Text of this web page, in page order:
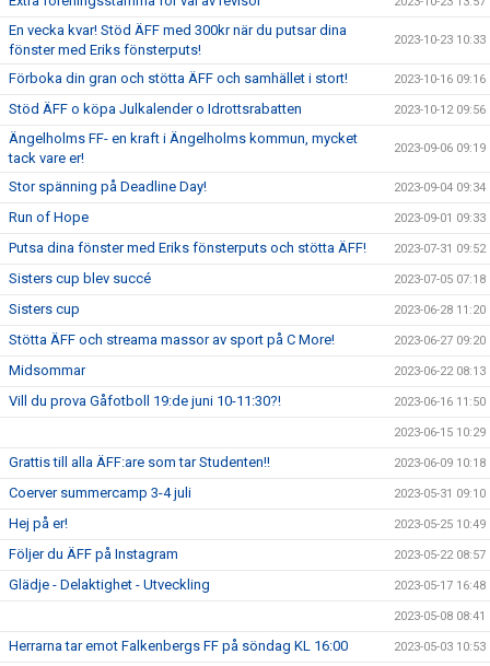
En vecka kvar! Stöd ÄFF med 300kr när du putsar dina
fönster med Eriks fönsterputs!
2023-10-23 10:33
Förboka din gran och stötta ÄFF och samhället i stort! 2023-10-16 09:16
Stöd ÄFF o köpa Julkalender o Idrottsrabatten 2023-10-12 09:56
Ängelholms FF- en kraft i Ängelholms kommun, mycket
tack vare er!
2023-09-06 09:19
Stor spänning på Deadline Day! 2023-09-04 09:34
Run of Hope 2023-09-01 09:33
Putsa dina fönster med Eriks fönsterputs och stötta ÄFF! 2023-07-31 09:52
Sisters cup blev succé 2023-07-05 07:18
Sisters cup 2023-06-28 11:20
Stötta ÄFF och streama massor av sport på C More! 2023-06-27 09:20
Midsommar 2023-06-22 08:13
Vill du prova Gåfotboll 19:de juni 10-11:30?! 2023-06-16 11:50
2023-06-15 10:29
Grattis till alla ÄFF:are som tar Studenten!! 2023-06-09 10:18
Coerver summercamp 3-4 juli 2023-05-31 09:10
Hej på er! 2023-05-25 10:49
Följer du ÄFF på Instagram 2023-05-22 08:57
Glädje - Delaktighet - Utveckling 2023-05-17 16:48
2023-05-08 08:41
Herrarna tar emot Falkenbergs FF på söndag KL 16:00 2023-05-03 10:53